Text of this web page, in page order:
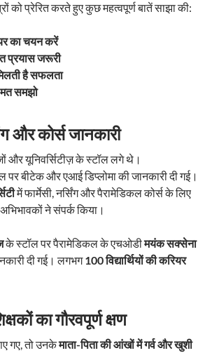
को प्रेरित करते हुए कुछ महत्वपूर्ण बातें साझा की:
का चयन करें
प्रयास जरूरी
है सफलता
समझो
और कोर्स जानकारी
और यूनिवर्सिटीज़ के स्टॉल लगे थे।
पर बीटेक और एआई डिप्लोमा की जानकारी दी गई।
में फार्मेसी, नर्सिंग और पैरामेडिकल कोर्स के लिए
ने संपर्क किया।
के स्टॉल पर पैरामेडिकल के एचओडीमयंक सक्सेना
दी गई। लगभग100 विद्यार्थियों की करियर
का गौरवपूर्ण क्षण
गए, तो उनकेमाता-पिता की आंखों में गर्व और खुशी